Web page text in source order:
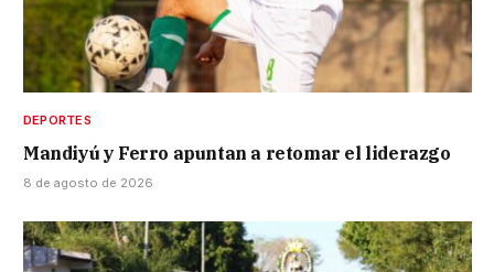
DEPORTES
Mandiyú y Ferro apuntan a retomar el liderazgo
8 de agosto de 2026